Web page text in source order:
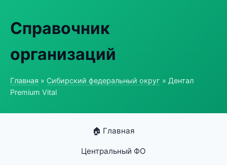
Справочник
организаций
Главная » Сибирский федеральный округ » Дентал
Premium Vital
🏠 Главная
Центральный ФО